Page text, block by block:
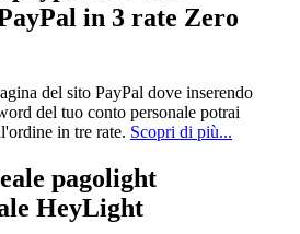
in 3 rate Zero
del sito PayPal dove inserendo
del tuo conto personale potrai
in tre rate. Scopri di più...
HeyLight